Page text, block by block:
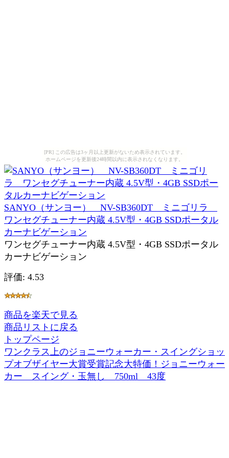
[PR] この広告は3ヶ月以上更新がないため表示されています。
ホームページを更新後24時間以内に表示されなくなります。
SANYO（サンヨー） NV-SB360DT ミニゴリラ
ワンセグチューナー内蔵 4.5V型・4GB SSDポータル
カーナビゲーション
ワンセグチューナー内蔵 4.5V型・4GB SSDポータル
カーナビゲーション
評価: 4.53
商品を楽天で見る
商品リストに戻る
トップページ
ワンクラス上のジョニーウォーカー・スイングショッ
プオブザイヤー大賞受賞記念大特価！ジョニーウォー
カー スイング・玉無し 750ml 43度